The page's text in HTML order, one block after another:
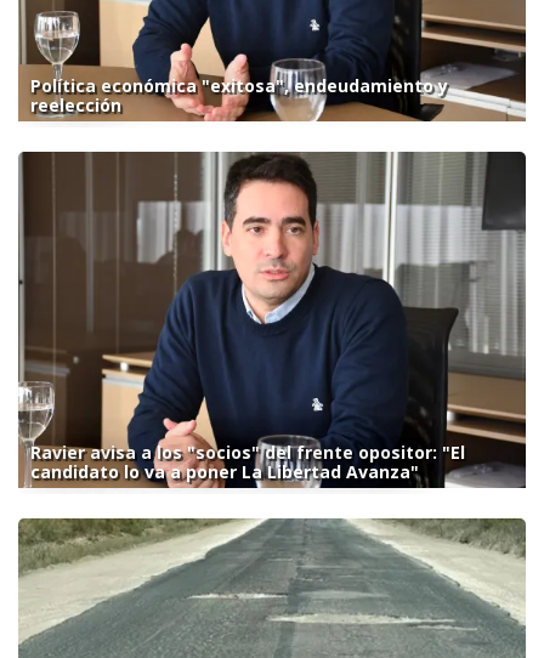
Política económica "exitosa", endeudamiento y
reelección
Ravier avisa a los "socios" del frente opositor: "El
candidato lo va a poner La Libertad Avanza"